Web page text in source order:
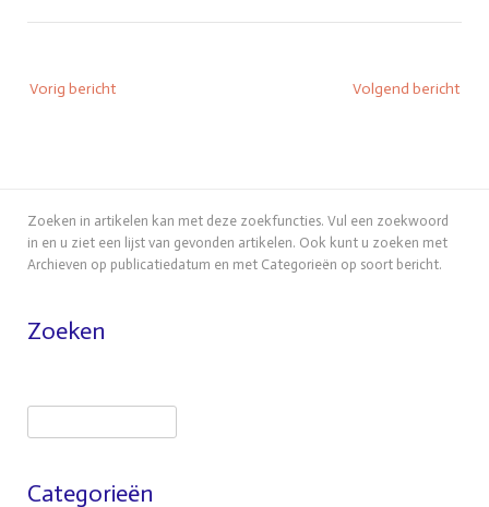
navigatie
Vorig bericht Volgend bericht
Zoeken in artikelen kan met deze zoekfuncties. Vul een zoekwoord
in en u ziet een lijst van gevonden artikelen. Ook kunt u zoeken met
Archieven op publicatiedatum en met Categorieën op soort bericht.
Zoeken
Categorieën